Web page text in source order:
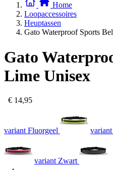
Home
Loopaccessoires
Heuptassen
Gato Waterproof Sports
Gato
Lime Unisex
€ 14,95
variant Fluorgeel
variant Zwart